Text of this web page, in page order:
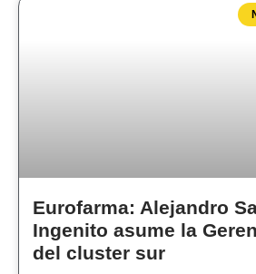
Eurofarma: Alejandro
Ingenito asume la
del cluster sur